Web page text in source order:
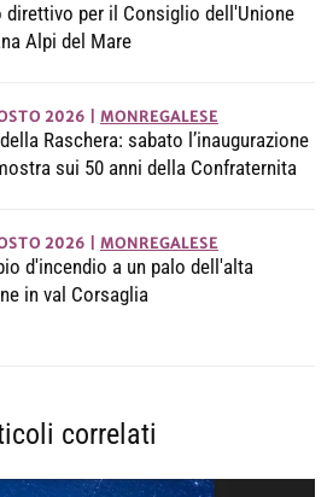
direttivo per il Consiglio dell'Unione
Alpi del Mare
2026 MONREGALESE
Raschera: sabato l’inaugurazione
sui 50 anni della Confraternita
2026 MONREGALESE
d'incendio a un palo dell'alta
in val Corsaglia
correlati